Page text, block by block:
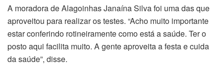
A moradora de Alagoinhas Janaína Silva foi uma das que
aproveitou para realizar os testes. “Acho muito importante
estar conferindo rotineiramente como está a saúde. Ter o
posto aqui facilita muito. A gente aproveita a festa e cuida
da saúde”, disse.